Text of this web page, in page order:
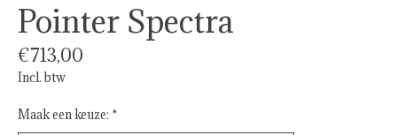
Pointer Spectra
€713,00
Incl. btw
Maak een keuze: *